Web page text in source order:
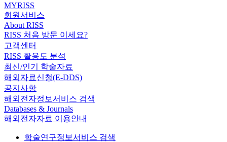
MYRISS
회원서비스
About RISS
RISS 처음 방문 이세요?
고객센터
RISS 활용도 분석
최신/인기 학술자료
해외자료신청(E-DDS)
공지사항
해외전자정보서비스 검색
Databases & Journals
해외전자자료 이용안내
학술연구정보서비스 검색